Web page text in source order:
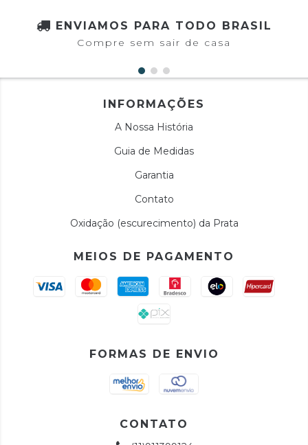
ENVIAMOS PARA TODO BRASIL
Compre sem sair de casa
INFORMAÇÕES
A Nossa História
Guia de Medidas
Garantia
Contato
Oxidação (escurecimento) da Prata
MEIOS DE PAGAMENTO
FORMAS DE ENVIO
CONTATO